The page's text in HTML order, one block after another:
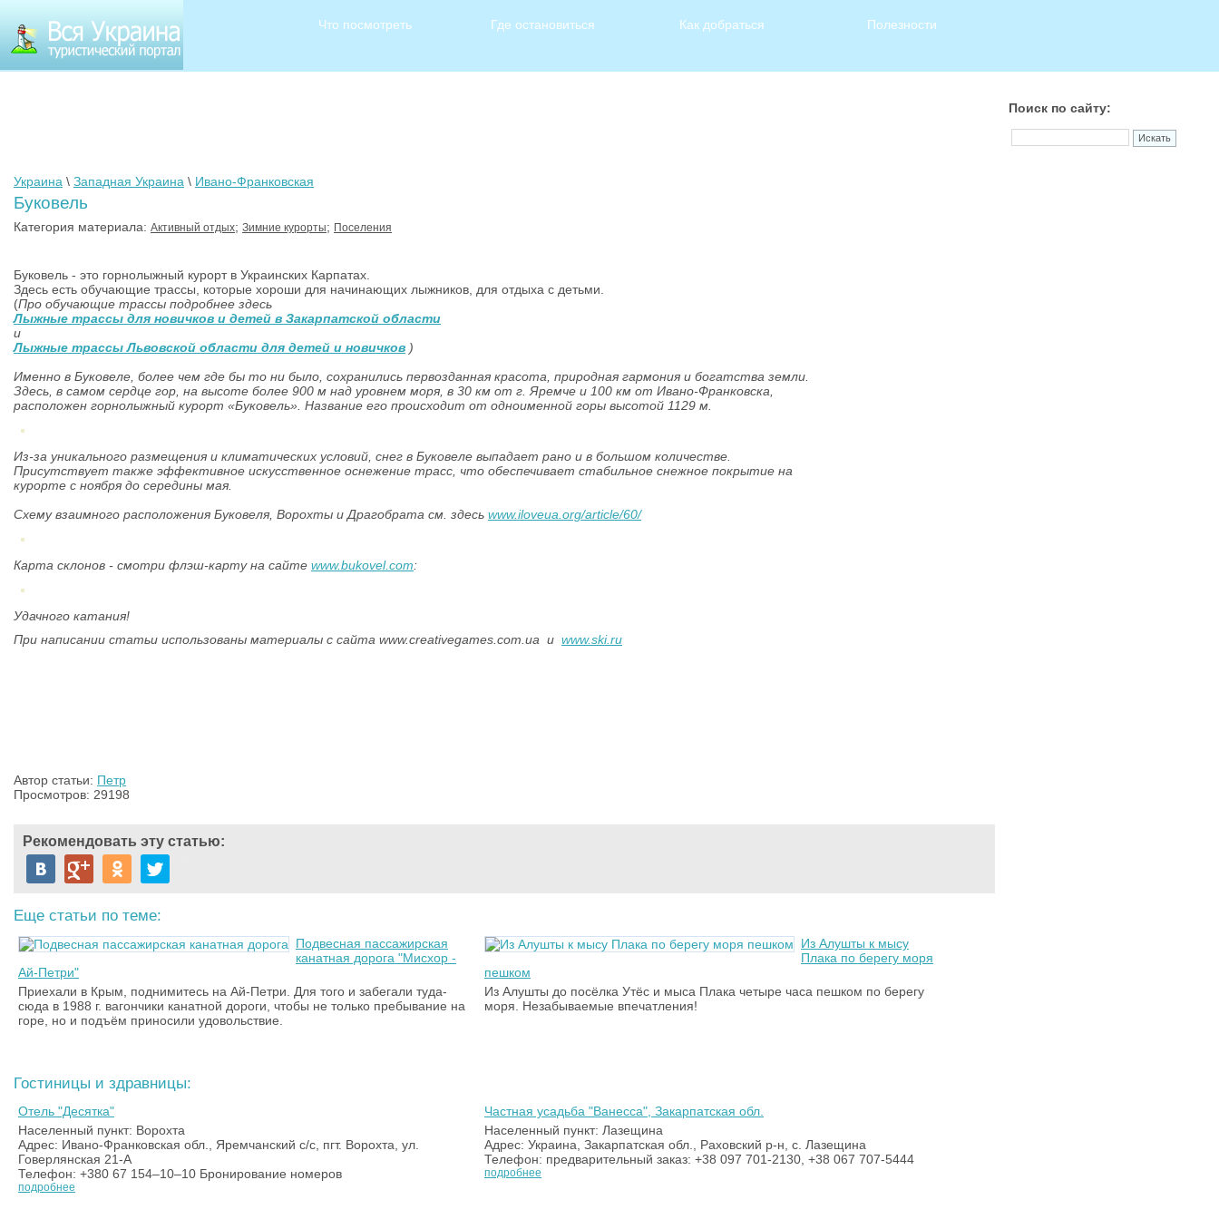
Что посмотреть Где остановиться Как добраться Полезности
Украина \ Западная Украина \ Ивано-Франковская
Буковель
Категория материала: Активный отдых; Зимние курорты; Поселения
Буковель - это горнолыжный курорт в Украинских Карпатах.
Здесь есть обучающие трассы, которые хороши для начинающих лыжников, для отдыха с детьми.
(Про обучающие трассы подробнее здесь
Лыжные трассы для новичков и детей в Закарпатской области
и
Лыжные трассы Львовской области для детей и новичков )
Именно в Буковеле, более чем где бы то ни было, сохранились первозданная красота, природная гармония и богатства земли.
Здесь, в самом сердце гор, на высоте более 900 м над уровнем моря, в 30 км от г. Яремче и 100 км от Ивано-Франковска,
расположен горнолыжный курорт «Буковель». Название его происходит от одноименной горы высотой 1129 м.
Из-за уникального размещения и климатических условий, снег в Буковеле выпадает рано и в большом количестве.
Присутствует также эффективное искусственное оснежение трасс, что обеспечивает стабильное снежное покрытие на
курорте с ноября до середины мая.
Схему взаимного расположения Буковеля, Ворохты и Драгобрата см. здесь www.iloveua.org/article/60/
Карта склонов - смотри флэш-карту на сайте www.bukovel.com:
Удачного катания!
При написании статьи использованы материалы с сайта www.creativegames.com.ua и www.ski.ru
Автор статьи: Петр
Просмотров: 29198
Рекомендовать эту статью:
Еще статьи по теме:
Подвесная пассажирская
канатная дорога "Мисхор -
Ай-Петри"
Приехали в Крым, поднимитесь на Ай-Петри. Для того и забегали туда-
сюда в 1988 г. вагончики канатной дороги, чтобы не только пребывание на
горе, но и подъём приносили удовольствие.
Из Алушты к мысу
Плака по берегу моря
пешком
Из Алушты до посёлка Утёс и мыса Плака четыре часа пешком по берегу
моря. Незабываемые впечатления!
Гостиницы и здравницы:
Отель "Десятка"
Населенный пункт: Ворохта
Адрес: Ивано-Франковская обл., Яремчанский с/с, пгт. Ворохта, ул.
Говерлянская 21-А
Телефон: +380 67 154–10–10 Бронирование номеров
подробнее
Частная усадьба "Ванесса", Закарпатская обл.
Населенный пункт: Лазещина
Адрес: Украина, Закарпатская обл., Раховский р-н, с. Лазещина
Телефон: предварительный заказ: +38 097 701-2130, +38 067 707-5444
подробнее
Поиск по сайту: